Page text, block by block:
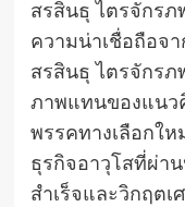
สรสินธุ ไตรจักร
ความน่าเชื่อถือจ
สรสินธุ ไตรจักร
ภาพแทนของแนว
พรรคทางเลือกให
ธุรกิจอาวุโสที่ผ่า
สำเร็จและวิกฤต